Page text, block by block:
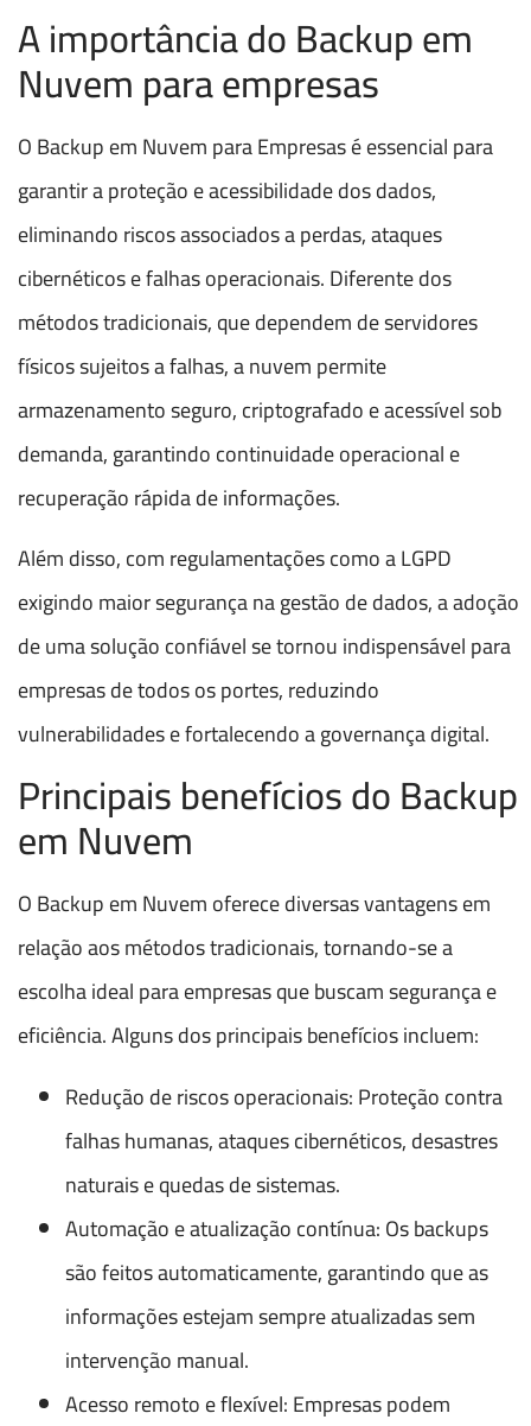
A importância do Backup em
Nuvem para empresas
O Backup em Nuvem para Empresas é essencial para
garantir a proteção e acessibilidade dos dados,
eliminando riscos associados a perdas, ataques
cibernéticos e falhas operacionais. Diferente dos
métodos tradicionais, que dependem de servidores
físicos sujeitos a falhas, a nuvem permite
armazenamento seguro, criptografado e acessível sob
demanda, garantindo continuidade operacional e
recuperação rápida de informações.
Além disso, com regulamentações como a LGPD
exigindo maior segurança na gestão de dados, a adoção
de uma solução confiável se tornou indispensável para
empresas de todos os portes, reduzindo
vulnerabilidades e fortalecendo a governança digital.
Principais benefícios do Backup
em Nuvem
O Backup em Nuvem oferece diversas vantagens em
relação aos métodos tradicionais, tornando-se a
escolha ideal para empresas que buscam segurança e
eficiência. Alguns dos principais benefícios incluem:
Redução de riscos operacionais: Proteção contra
falhas humanas, ataques cibernéticos, desastres
naturais e quedas de sistemas.
Automação e atualização contínua: Os backups
são feitos automaticamente, garantindo que as
informações estejam sempre atualizadas sem
intervenção manual.
Acesso remoto e flexível: Empresas podem